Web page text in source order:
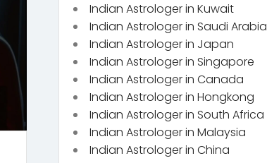
Indian Astrologer in Kuwait
Indian Astrologer in Saudi Arabia
Indian Astrologer in Japan
Indian Astrologer in Singapore
Indian Astrologer in Canada
Indian Astrologer in Hongkong
Indian Astrologer in South Africa
Indian Astrologer in Malaysia
Indian Astrologer in China